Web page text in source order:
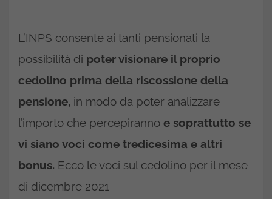
L’INPS consente ai tanti pensionati la
possibilità di poter visionare il proprio
cedolino prima della riscossione della
pensione, in modo da poter analizzare
l’importo che percepiranno e soprattutto se
vi siano voci come tredicesima e altri
bonus. Ecco le voci sul cedolino per il mese
di dicembre 2021